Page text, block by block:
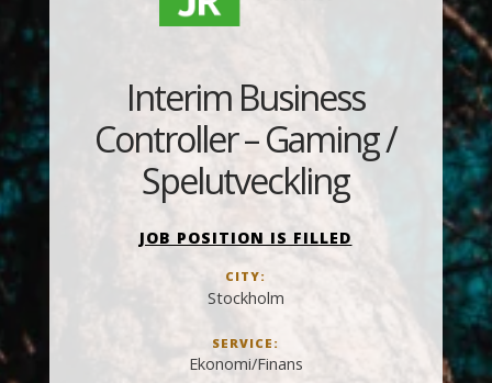
JOB POSITION IS FILLED
CITY:
Stockholm
SERVICE:
Ekonomi/Finans
Interim Business
Controller – Gaming /
Spelutveckling